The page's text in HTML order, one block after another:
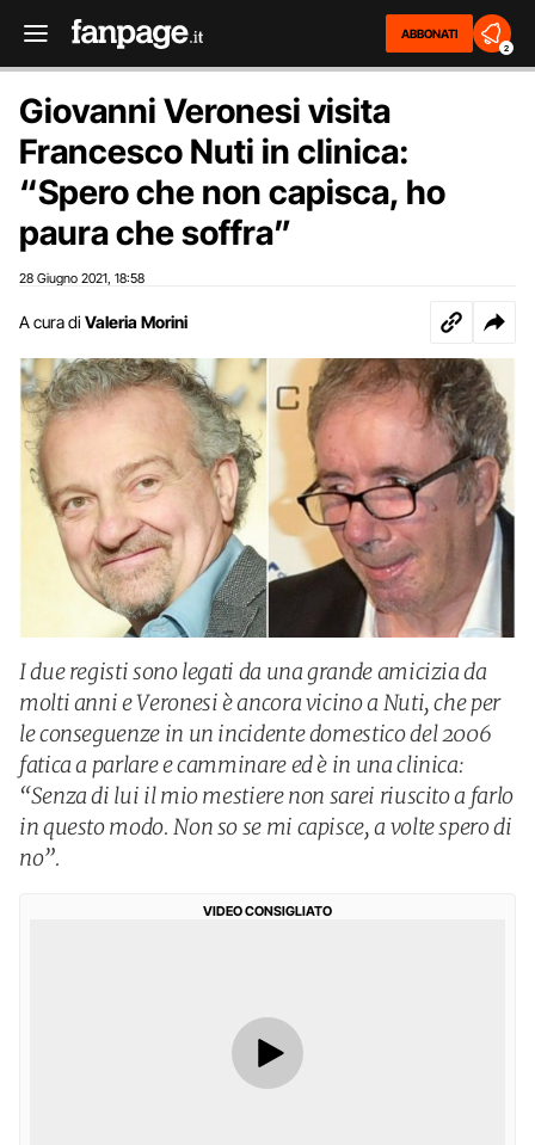
ABBONATI
2
Giovanni Veronesi visita
Francesco Nuti in clinica:
“Spero che non capisca, ho
paura che soffra”
28 Giugno 2021 18:58
A cura di Valeria Morini
I due registi sono legati da una grande amicizia da
molti anni e Veronesi è ancora vicino a Nuti, che per
le conseguenze in un incidente domestico del 2006
fatica a parlare e camminare ed è in una clinica:
“Senza di lui il mio mestiere non sarei riuscito a farlo
in questo modo. Non so se mi capisce, a volte spero di
no”.
VIDEO CONSIGLIATO